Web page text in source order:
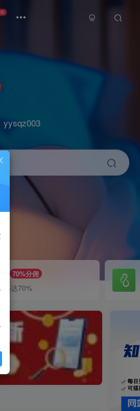
yysqz003
70%分佣
高达70%